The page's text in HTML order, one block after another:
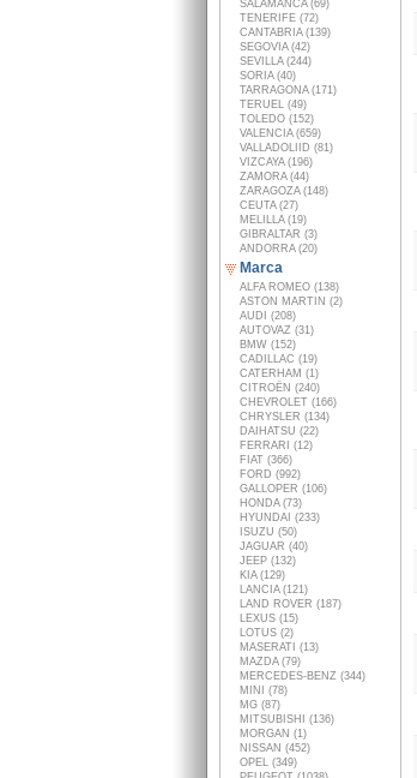
SALAMANCA (69)
TENERIFE (72)
CANTABRIA (139)
SEGOVIA (42)
SEVILLA (244)
SORIA (40)
TARRAGONA (171)
TERUEL (49)
TOLEDO (152)
VALENCIA (659)
VALLADOLIID (81)
VIZCAYA (196)
ZAMORA (44)
ZARAGOZA (148)
CEUTA (27)
MELILLA (19)
GIBRALTAR (3)
ANDORRA (20)
Marca
ALFA ROMEO (138)
ASTON MARTIN (2)
AUDI (208)
AUTOVAZ (31)
BMW (152)
CADILLAC (19)
CATERHAM (1)
CITROËN (240)
CHEVROLET (166)
CHRYSLER (134)
DAIHATSU (22)
FERRARI (12)
FIAT (366)
FORD (992)
GALLOPER (106)
HONDA (73)
HYUNDAI (233)
ISUZU (50)
JAGUAR (40)
JEEP (132)
KIA (129)
LANCIA (121)
LAND ROVER (187)
LEXUS (15)
LOTUS (2)
MASERATI (13)
MAZDA (79)
MERCEDES-BENZ (344)
MINI (78)
MG (87)
MITSUBISHI (136)
MORGAN (1)
NISSAN (452)
OPEL (349)